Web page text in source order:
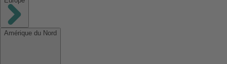
Amérique du Nord